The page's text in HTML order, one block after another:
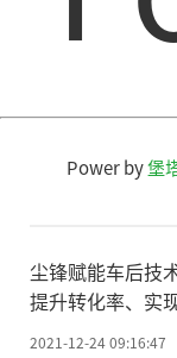
Power by堡
尘锋赋能车后技
提升转化率、实
2021-12-24 09:16:47